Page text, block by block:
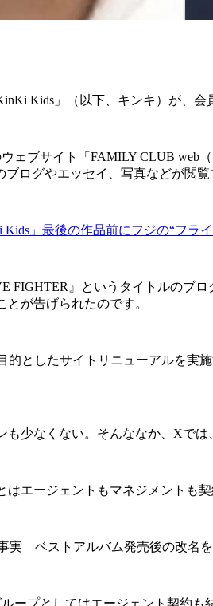
Kids」（以下、キンキ）が、
ブサイト「FAMILY CLUB web
ブログやエッセイ、写真などが閲
Kids」最後の作品前にフジの“フラ
FIGHTER』というタイトルの
が告げられたのです。
としたサイトリニューアルを実
少なくない。そんななか、Xでは
エージェントもマネジメントも契
実 ベストアルバム発売後の改名
ープとしてはエージェント契約も